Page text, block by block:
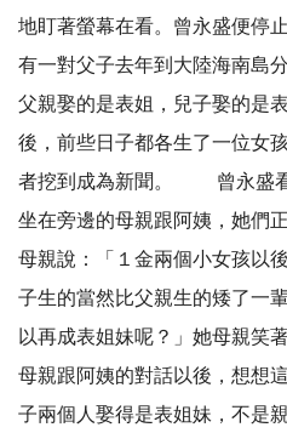
地盯著螢幕在看。曾永盛便停
有一對父子去年到大陸海南島
父親娶的是表姐，兒子娶的是
後，前些日子都各生了一位女
者挖到成為新聞。 曾永盛看
坐在旁邊的母親跟阿姨，她們
母親說：「１金兩個小女孩
子生的當然比父親生的矮了一
以再成表姐妹呢？」她母親
母親跟阿姨的對話以後，想想
子兩個人娶得是表姐妹，不是